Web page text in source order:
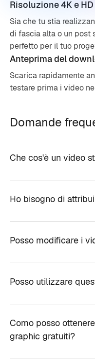
Risoluzione 4K e HD
Sia che tu stia
di fascia alta o un post
perfetto per il tuo
Anteprima del
Scarica rapidamente
testare prima i video
Domande
Che cos'è un video
Ho bisogno di
Posso modificare i
Posso utilizzare
Como posso
graphic gratuiti?